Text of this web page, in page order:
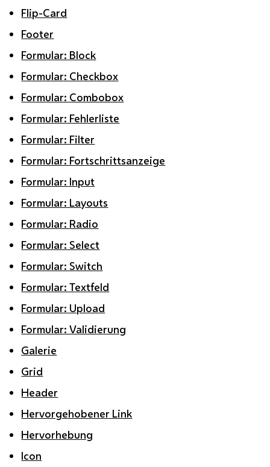
Flip-Card
Footer
Formular: Block
Formular: Checkbox
Formular: Combobox
Formular: Fehlerliste
Formular: Filter
Formular: Fortschrittsanzeige
Formular: Input
Formular: Layouts
Formular: Radio
Formular: Select
Formular: Switch
Formular: Textfeld
Formular: Upload
Formular: Validierung
Galerie
Grid
Header
Hervorgehobener Link
Hervorhebung
Icon